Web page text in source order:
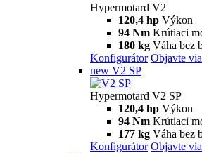
Hypermotard V2
120,4 hp Výkon
94 Nm Krútiaci
180 kg Váha bez
Konfigurátor Objavte
new V2 SP
Hypermotard V2 SP
120,4 hp Výkon
94 Nm Krútiaci
177 kg Váha bez
Konfigurátor Objavte